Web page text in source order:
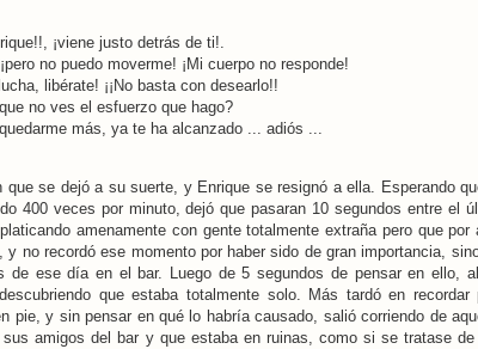
¡viene justo detrás de ti!.
no puedo moverme! ¡Mi cuerpo no responde!
libérate! ¡¡No basta con desearlo!!
no ves el esfuerzo que hago?
más, ya te ha alcanzado ... adiós ...
que se dejó a su suerte, y Enrique se resignó a ella. Esperando
400 veces por minuto, dejó que pasaran 10 segundos entre
amenamente con gente totalmente extraña pero que
y no recordó ese momento por haber sido de gran importancia,
de ese día en el bar. Luego de 5 segundos de pensar en ello,
que estaba totalmente solo. Más tardó en
pie, y sin pensar en qué lo habría causado, salió corriendo de
amigos del bar y que estaba en ruinas, como si se tratase